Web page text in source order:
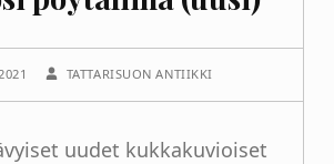
TATTARISUON ANTIIKKI
uudet kukkakuvioiset